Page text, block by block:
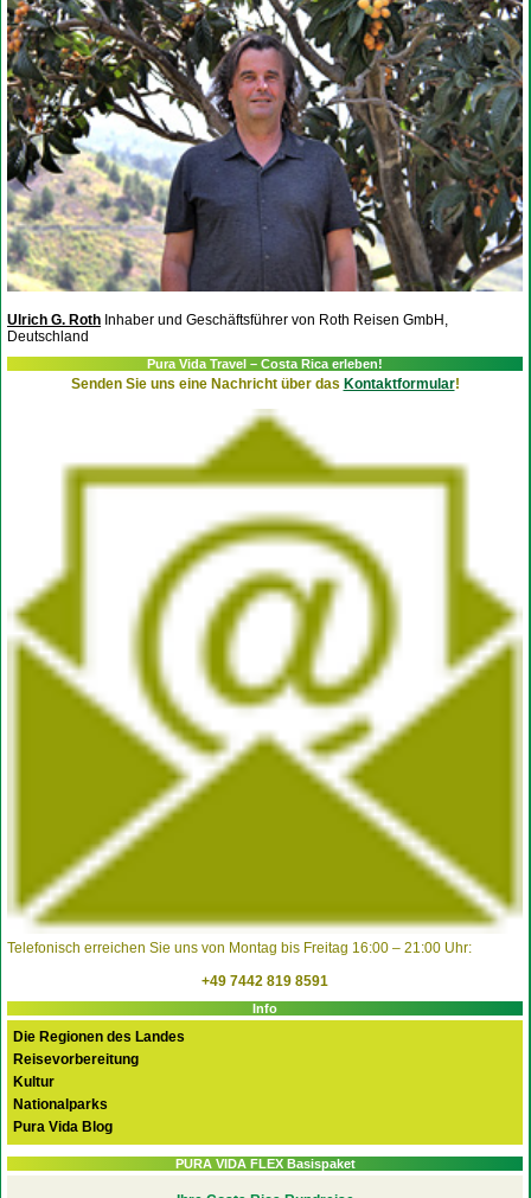
Ulrich G. Roth Inhaber und Geschäftsführer von Roth Reisen GmbH,
Deutschland
Pura Vida Travel – Costa Rica erleben!
Senden Sie uns eine Nachricht über das Kontaktformular!
Telefonisch erreichen Sie uns von Montag bis Freitag 16:00 – 21:00 Uhr:
+49 7442 819 8591
Info
Die Regionen des Landes
Reisevorbereitung
Kultur
Nationalparks
Pura Vida Blog
PURA VIDA FLEX Basispaket